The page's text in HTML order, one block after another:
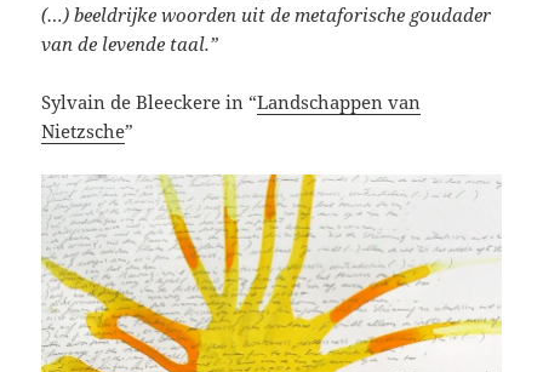
(…) beeldrijke woorden uit de metaforische goudader
van de levende taal.”
Sylvain de Bleeckere in “Landschappen van
Nietzsche”